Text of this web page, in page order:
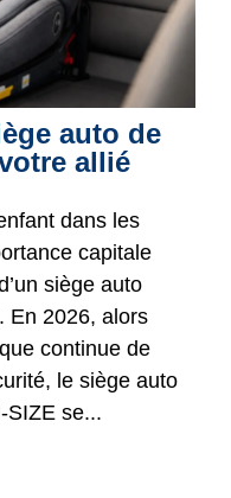
auto de
allié
dans les
capitale
siège auto
En 2026, alors
continue de
le siège auto
SIZE se...